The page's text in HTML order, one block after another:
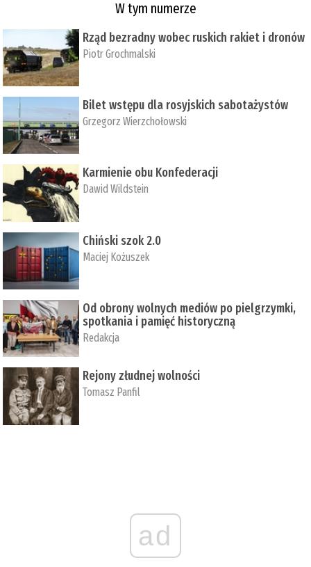
W tym numerze
Rząd bezradny wobec ruskich rakiet i dronów
Piotr Grochmalski
Bilet wstępu dla rosyjskich sabotażystów
Grzegorz Wierzchołowski
Karmienie obu Konfederacji
Dawid Wildstein
Chiński szok 2.0
Maciej Kożuszek
Od obrony wolnych mediów po pielgrzymki,
spotkania i pamięć historyczną
Redakcja
Rejony złudnej wolności
Tomasz Panfil
ad